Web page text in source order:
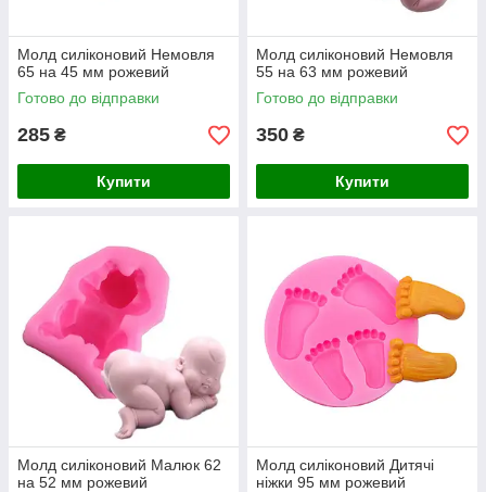
Молд силіконовий Немовля
65 на 45 мм рожевий
Готово до відправки
285 ₴
Купити
Молд силіконовий Немовля
55 на 63 мм рожевий
Готово до відправки
350 ₴
Купити
Молд силіконовий Малюк 62
на 52 мм рожевий
Молд силіконовий Дитячі
ніжки 95 мм рожевий